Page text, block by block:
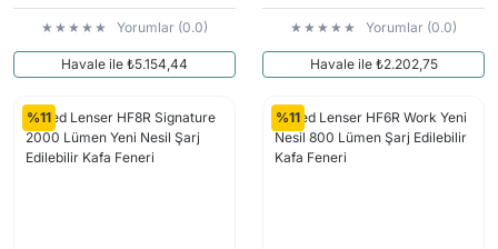
Yorumlar (0.0)
Havale ile ₺5.154,44
Yorumlar (0.0)
Havale ile ₺2.202,75
%11 %11